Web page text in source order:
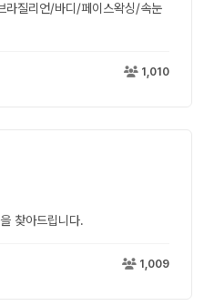
라질리언/바디/페이스왁싱/속눈
1,010
찾아드립니다.
1,009